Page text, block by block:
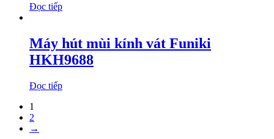
Đọc tiếp
Máy hút mùi kính vát Funiki
HKH9688
Đọc tiếp
1
2
→